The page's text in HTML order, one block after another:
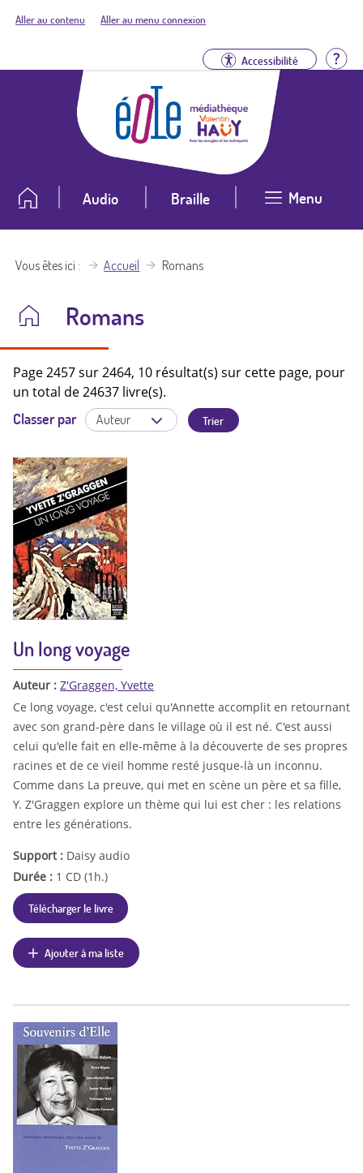
Aller au contenu Aller au menu connexion
Accessibilité
Audio Braille Menu
Vous êtes ici Accueil Romans
Romans
Page 2457 sur 2464, 10 résultat(s) sur cette page, pour
un total de 24637 livre(s).
Classer par
Un long voyage
Auteur : Z'Graggen, Yvette
Ce long voyage, c'est celui qu'Annette accomplit en retournant
avec son grand-père dans le village où il est né. C'est aussi
celui qu'elle fait en elle-même à la découverte de ses propres
racines et de ce vieil homme resté jusque-là un inconnu.
Comme dans La preuve, qui met en scène un père et sa fille,
Y. Z'Graggen explore un thème qui lui est cher : les relations
entre les générations.
Support : Daisy audio
Durée : 1 CD (1h.)
Télécharger le livre
Ajouter à ma liste